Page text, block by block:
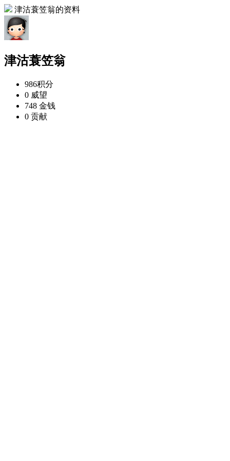
津沽蓑笠翁的资料
津沽蓑笠翁
986积分
0 威望
748 金钱
0 贡献